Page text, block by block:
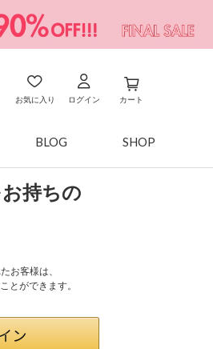
お気に入り ログイン カート
BLOG SHOP
持ちの
お客様は、
とができます。